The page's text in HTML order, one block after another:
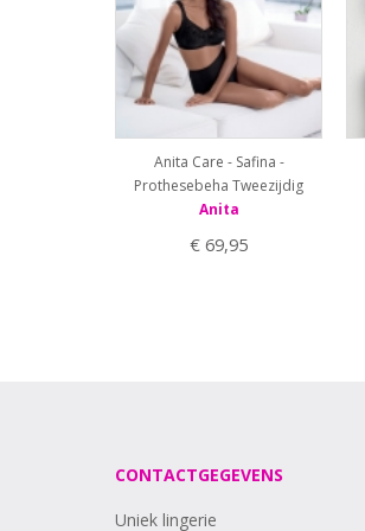
Anita Care - Safina -
Prothesebeha Tweezijdig
Anita
€ 69,95
CONTACTGEGEVENS
Uniek lingerie